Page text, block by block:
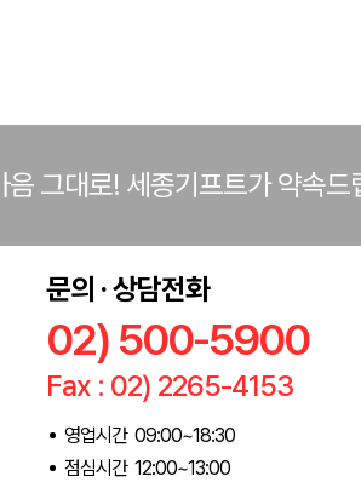
음 그대로! 세종기프트가 약속드
문의 · 상담전화
02) 500-5900
Fax : 02) 2265-4153
영업시간 09:00~18:30
점심시간 12:00~13:00